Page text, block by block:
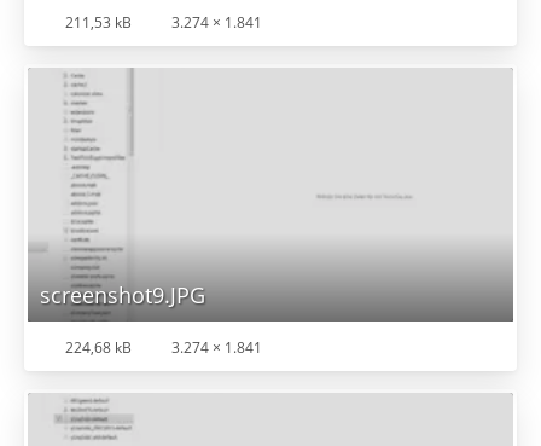
211,53 kB 3.274 × 1.841
screenshot9.JPG
224,68 kB 3.274 × 1.841